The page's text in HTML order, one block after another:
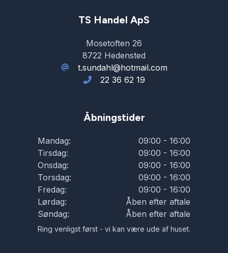
TS Handel ApS
Mosetoften 26
8722 Hedensted
t.sundahl@hotmail.com
22 36 62 19
Åbningstider
Mandag:
09:00 - 16:00
Tirsdag:
09:00 - 16:00
Onsdag:
09:00 - 16:00
Torsdag:
09:00 - 16:00
Fredag:
09:00 - 16:00
Lørdag:
Åben efter aftale
Søndag:
Åben efter aftale
Ring venligst først - vi kan være ude af huset.